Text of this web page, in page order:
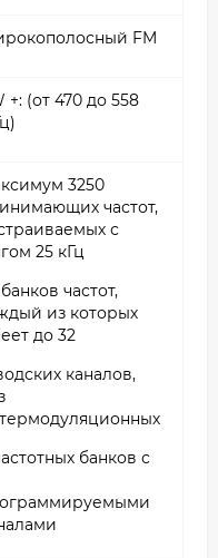
FM
+: (от 470 до 558
3250
частот,
с
25 кГц
частот,
из которых
до 32
каналов,
банков с